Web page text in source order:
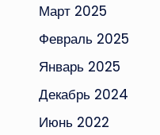
Март 2025
Февраль 2025
Январь 2025
Декабрь 2024
Июнь 2022